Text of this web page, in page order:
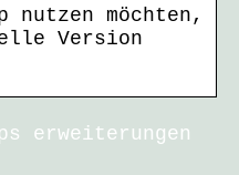
nutzen möchten,
Version
erweiterungen